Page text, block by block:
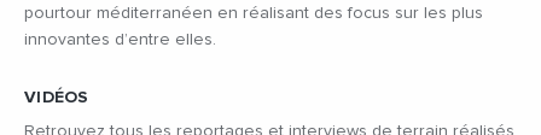
pourtour méditerranéen en réalisant des focus sur les plus
innovantes d’entre elles.
VIDÉOS
Retrouvez tous les reportages et interviews de terrain réalisés